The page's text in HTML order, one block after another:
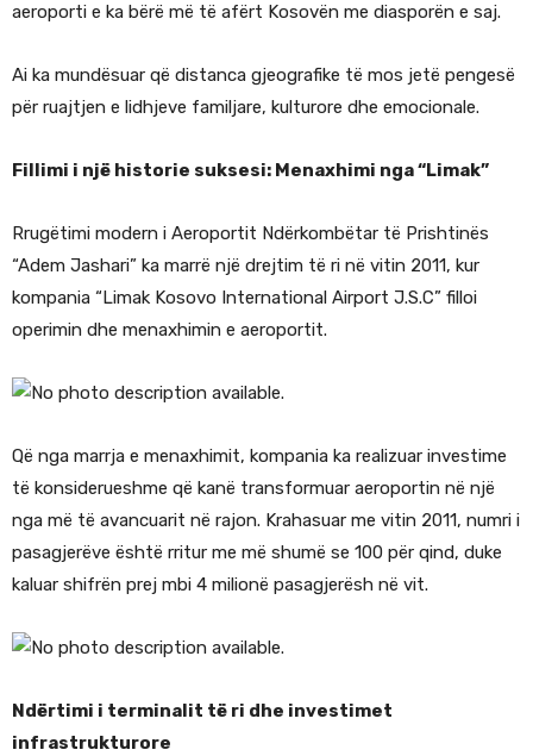
aeroporti e ka bërë më të afërt Kosovën me diasporën e saj.
Ai ka mundësuar që distanca gjeografike të mos jetë pengesë
për ruajtjen e lidhjeve familjare, kulturore dhe emocionale.
Fillimi i një historie suksesi: Menaxhimi nga “Limak”
Rrugëtimi modern i Aeroportit Ndërkombëtar të Prishtinës
“Adem Jashari” ka marrë një drejtim të ri në vitin 2011, kur
kompania “Limak Kosovo International Airport J.S.C” filloi
operimin dhe menaxhimin e aeroportit.
Që nga marrja e menaxhimit, kompania ka realizuar investime
të konsiderueshme që kanë transformuar aeroportin në një
nga më të avancuarit në rajon. Krahasuar me vitin 2011, numri i
pasagjerëve është rritur me më shumë se 100 për qind, duke
kaluar shifrën prej mbi 4 milionë pasagjerësh në vit.
Ndërtimi i terminalit të ri dhe investimet
infrastrukturore